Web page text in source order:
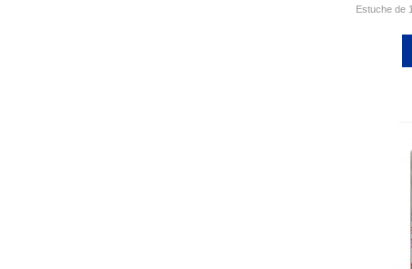
Estuche de